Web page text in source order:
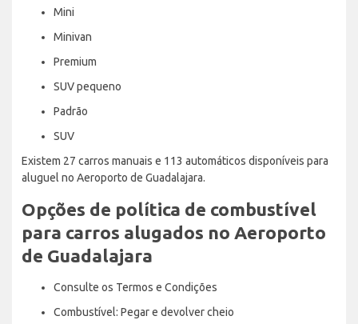
Mini
Minivan
Premium
SUV pequeno
Padrão
SUV
Existem 27 carros manuais e 113 automáticos disponíveis para
aluguel no Aeroporto de Guadalajara.
Opções de política de combustível
para carros alugados no Aeroporto
de Guadalajara
Consulte os Termos e Condições
Combustível: Pegar e devolver cheio